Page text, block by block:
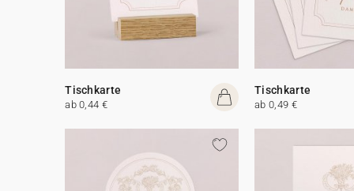
Tischkarte
ab 0,44 €
Tischkarte
ab 0,49 €